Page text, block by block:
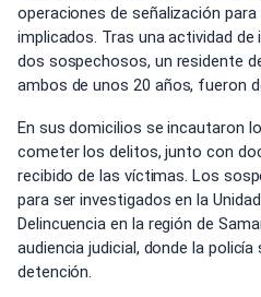
operaciones de señalización
implicados. Tras una actividad
dos sospechosos, un residente
ambos de unos 20 años, fueron
En sus domicilios se incautaron
cometer los delitos, junto con
recibido de las víctimas. Los
para ser investigados en la
Delincuencia en la región de
audiencia judicial, donde la
detención.